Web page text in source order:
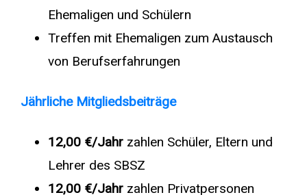
Ehemaligen und Schülern
Treffen mit Ehemaligen zum Austausch
von Berufserfahrungen
Jährliche Mitgliedsbeiträge
12,00 €/Jahr zahlen Schüler, Eltern und
Lehrer des SBSZ
12,00 €/Jahr zahlen Privatpersonen